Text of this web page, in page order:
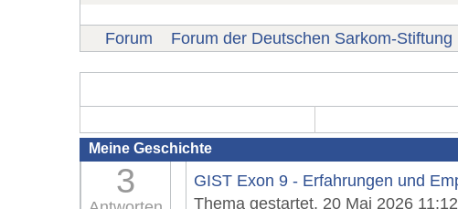
Forum Forum der Deutschen Sarkom-Stiftung
Meine Geschichte
3
GIST Exon 9 - Erfahrungen und
Thema gestartet, 20 Mai 2026